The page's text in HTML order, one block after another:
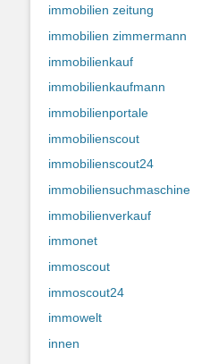
immobilien zeitung
immobilien zimmermann
immobilienkauf
immobilienkaufmann
immobilienportale
immobilienscout
immobilienscout24
immobiliensuchmaschine
immobilienverkauf
immonet
immoscout
immoscout24
immowelt
innen